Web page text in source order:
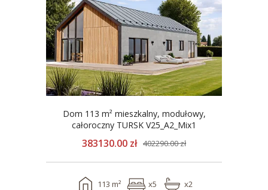
Dom 113 m² mieszkalny, modułowy,
całoroczny TURSK V25_A2_Mix1
383130.00 zł 402290.00 zł
113 m² x5 x2